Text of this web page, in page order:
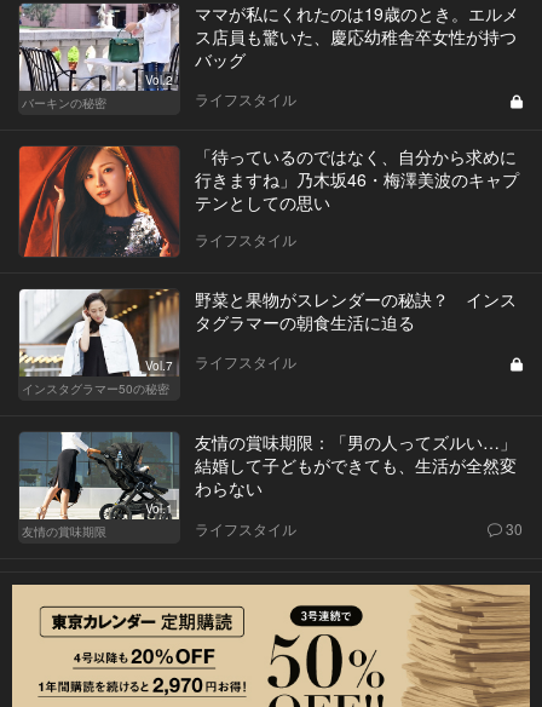
Vol.2
バーキンの秘密
ママが私にくれたのは19歳のとき。エルメ
ス店員も驚いた、慶応幼稚舎卒女性が持つ
バッグ
ライフスタイル
「待っているのではなく、自分から求めに
行きますね」乃木坂46・梅澤美波のキャプ
テンとしての思い
ライフスタイル
Vol.7
インスタグラマー50の秘密
野菜と果物がスレンダーの秘訣？ インス
タグラマーの朝食生活に迫る
ライフスタイル
Vol.1
友情の賞味期限
友情の賞味期限：「男の人ってズルい…」
結婚して子どもができても、生活が全然変
わらない
ライフスタイル 30